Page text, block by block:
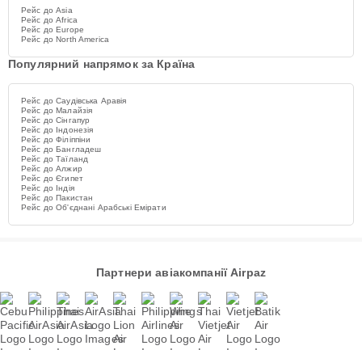
Рейс до Asia
Рейс до Africa
Рейс до Europe
Рейс до North America
Популярний напрямок за Країна
Рейс до Саудівська Аравія
Рейс до Малайзія
Рейс до Сінгапур
Рейс до Індонезія
Рейс до Філіппіни
Рейс до Бангладеш
Рейс до Таїланд
Рейс до Алжир
Рейс до Єгипет
Рейс до Індія
Рейс до Пакистан
Рейс до Об'єднані Арабські Емірати
Партнери авіакомпанії Airpaz